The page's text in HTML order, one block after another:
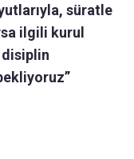
süratle
ilgili kurul
disiplin